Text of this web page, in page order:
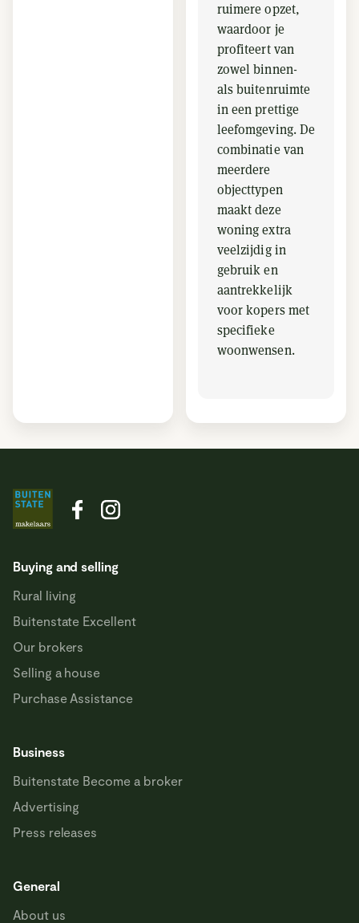
ruimere opzet,
waardoor je
profiteert van
zowel binnen-
als buitenruimte
in een prettige
leefomgeving. De
combinatie van
meerdere
objecttypen
maakt deze
woning extra
veelzijdig in
gebruik en
aantrekkelijk
voor kopers met
specifieke
woonwensen.
Buying and selling
Rural living
Buitenstate Excellent
Our brokers
Selling a house
Purchase Assistance
Business
Buitenstate Become a broker
Advertising
Press releases
General
About us